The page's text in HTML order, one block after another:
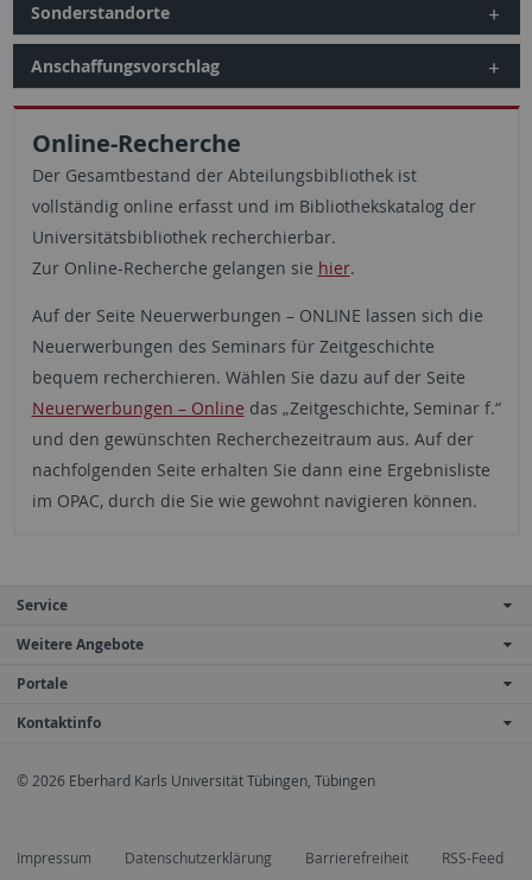
Sonderstandorte
Anschaffungsvorschlag
Online-Recherche
Der Gesamtbestand der Abteilungsbibliothek ist
vollständig online erfasst und im Bibliothekskatalog der
Universitätsbibliothek recherchierbar.
Zur Online-Recherche gelangen sie hier.
Auf der Seite Neuerwerbungen – ONLINE lassen sich die
Neuerwerbungen des Seminars für Zeitgeschichte
bequem recherchieren. Wählen Sie dazu auf der Seite
Neuerwerbungen – Online das „Zeitgeschichte, Seminar f.“
und den gewünschten Recherchezeitraum aus. Auf der
nachfolgenden Seite erhalten Sie dann eine Ergebnisliste
im OPAC, durch die Sie wie gewohnt navigieren können.
Service
Weitere Angebote
Portale
Kontaktinfo
© 2026 Eberhard Karls Universität Tübingen, Tübingen
Impressum Datenschutzerklärung Barrierefreiheit RSS-Feed